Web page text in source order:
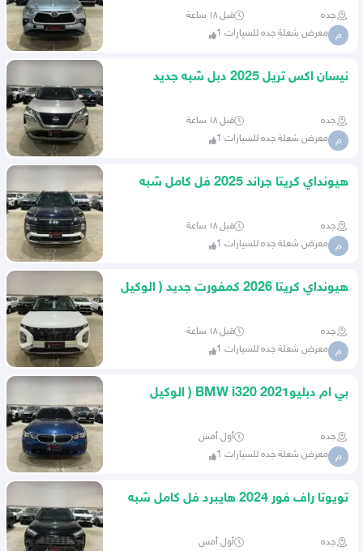
جده قبل ١٨ ساعة
م معرض شعلة جده للسيارات 1
نيسان اكس تريل 2025 دبل شبه جديد
جده قبل ١٨ ساعة
م معرض شعلة جده للسيارات 1
هيونداي كريتا جراند 2025 فل كامل شبه
جده قبل ١٨ ساعة
م معرض شعلة جده للسيارات 1
هيونداي كريتا 2026 كمفورت جديد ( الوكيل
جده قبل ١٨ ساعة
م معرض شعلة جده للسيارات 1
بي ام دبليوBMW i320 2021 ( الوكيل
جده أول أمس
م معرض شعلة جده للسيارات 1
تويوتا راف فور 2024 هايبرد فل كامل شبه
جده أول أمس